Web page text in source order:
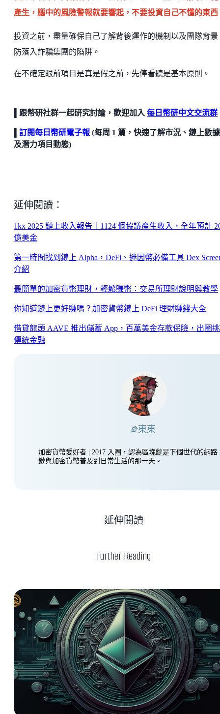
產生，腦中的風險警報就要響起，不要投資自己不懂的東西
投資之前，盡量確保自己了解背後運作的機制以及團隊背景
防落入詐騙集團的陷阱。
在不確定眼前項目是真是假之前，先停看聽是基本原則。
▌跟幣研社群一起研究討論，歡迎加入 每日幣研中文交流群
訂閱每日幣研電子報 (每周 1 篇，快速了解市況、鏈上數
及潛力項目動態)
延伸閱讀：
1kx 2025 鏈上收入報告｜1124 個協議產生收入，全年預計
億美金
第一時間找到鏈上 Alpha，DeFi、迷因幣必備工具 Dex
介紹
最簡單的加密貨幣理財，輕鬆賺幣：交易所理財說明與教學
你知道鏈上更好賺嗎？加密貨幣鏈上 DeFi 理財賺錢大全
借貸龍頭 AAVE 推出儲蓄 App，百萬美金存款保險，出圈
傳統金融
東東
加密貨幣愛好者 | 2017 入圈，認為區塊鏈是下個世代的網路
鏈與加密貨幣普及到日常生活的那一天。
Further Reading
延伸閱讀